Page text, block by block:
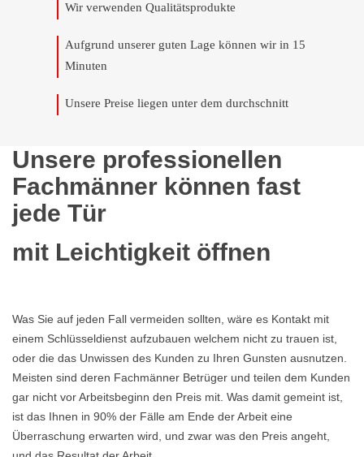
Wir verwenden Qualitätsprodukte
Aufgrund unserer guten Lage können wir in 15
Minuten
Unsere Preise liegen unter dem durchschnitt
Unsere professionellen
Fachmänner können fast
jede Tür
mit Leichtigkeit öffnen
Was Sie auf jeden Fall vermeiden sollten, wäre es Kontakt mit
einem Schlüsseldienst aufzubauen welchem nicht zu trauen ist,
oder die das Unwissen des Kunden zu Ihren Gunsten ausnutzen.
Meisten sind deren Fachmänner Betrüger und teilen dem Kunden
gar nicht vor Arbeitsbeginn den Preis mit. Was damit gemeint ist,
ist das Ihnen in 90% der Fälle am Ende der Arbeit eine
Überraschung erwarten wird, und zwar was den Preis angeht,